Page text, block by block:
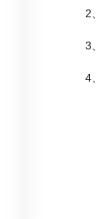
2
3
4